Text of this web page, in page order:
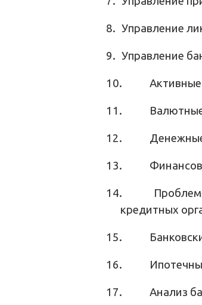
8. Управление
9. Управление
10.
11.
12.
13.
14.
кредитных
15.
16.
17. Анализ